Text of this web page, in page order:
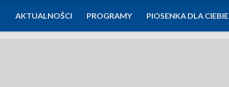
AKTUALNOŚCI PROGRAMY PIOSENKA DLA CIEBIE